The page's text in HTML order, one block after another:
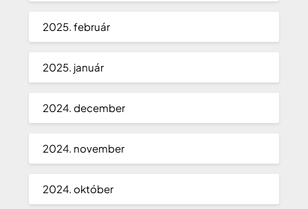
2025. február
2025. január
2024. december
2024. november
2024. október